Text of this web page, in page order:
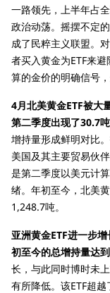
一路领先，上半年占
政治动荡。摇摆不定
成了民粹主义联盟。
者买入黄金为ETF来
算的金价的明确信号
4月北美黄金ETF被大
第二季度出现了30.7吨
增持量形成鲜明对比
美国及其主要贸易伙
是第二季度以美元计
绪。年初至今，北美
1,248.7吨。
亚洲黄金ETF进一步
初至今的总增持量达到
长，与此同时博时未
有所降低。该ETF超